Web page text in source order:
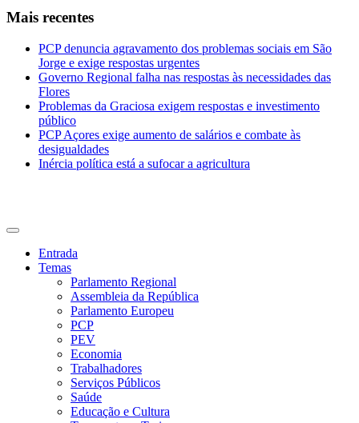
Mais recentes
PCP denuncia agravamento dos problemas sociais em São
Jorge e exige respostas urgentes
Governo Regional falha nas respostas às necessidades das
Flores
Problemas da Graciosa exigem respostas e investimento
público
PCP Açores exige aumento de salários e combate às
desigualdades
Inércia política está a sufocar a agricultura
Entrada
Temas
Parlamento Regional
Assembleia da República
Parlamento Europeu
PCP
PEV
Economia
Trabalhadores
Serviços Públicos
Saúde
Educação e Cultura